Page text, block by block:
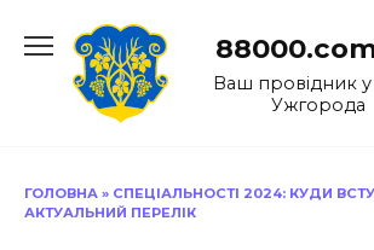
до
Ваш провідник у
Ужгорода
ГОЛОВНА » СПЕЦІАЛЬНОСТІ 2024: КУДИ
АКТУАЛЬНИЙ ПЕРЕЛІК